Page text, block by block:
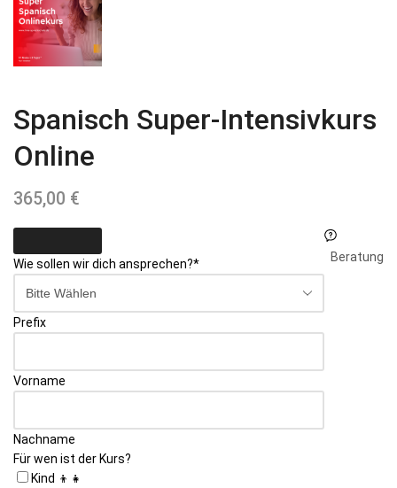
Spanisch Super-Intensivkurs
Online
365,00 €
Wie sollen wir dich ansprechen?*
Prefix
Vorname
Nachname
Für wen ist der Kurs?
Kind 👦👧
Beratung